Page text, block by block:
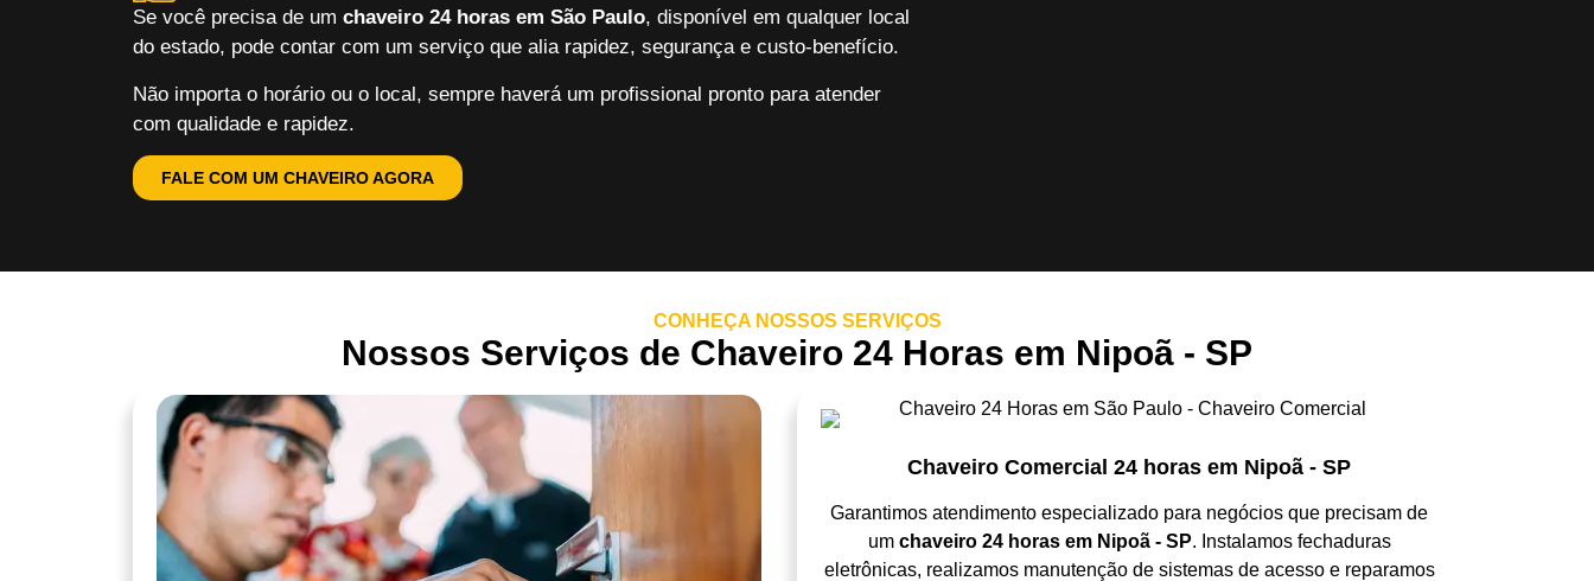
Se você precisa de um chaveiro 24 horas em São Paulo, disponível em qualquer local
do estado, pode contar com um serviço que alia rapidez, segurança e custo-benefício.
Não importa o horário ou o local, sempre haverá um profissional pronto para atender
com qualidade e rapidez.
FALE COM UM CHAVEIRO AGORA
CONHEÇA NOSSOS SERVIÇOS
Nossos Serviços de Chaveiro 24 Horas em Nipoã - SP
Chaveiro Comercial 24 horas em Nipoã - SP
Garantimos atendimento especializado para negócios que precisam de
um chaveiro 24 horas em Nipoã - SP. Instalamos fechaduras
eletrônicas, realizamos manutenção de sistemas de acesso e reparamos